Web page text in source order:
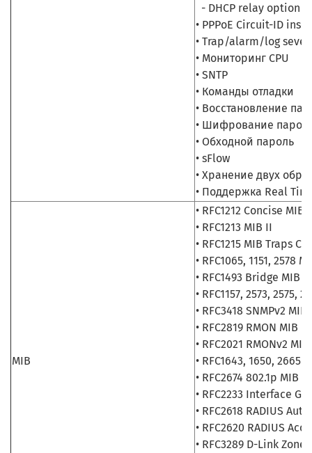
- DHCP relay option
• PPPoE Circuit-ID
• Trap/alarm/log
• Мониторинг CPU
• SNTP
• Команды отладки
• Восстановление
• Шифрование
• Обходной пароль
• sFlow
• Хранение двух
• Поддержка Real
MIB
• RFC1212 Concise
• RFC1213 MIB II
• RFC1215 MIB Traps
• RFC1065, 1151, 2578
• RFC1493 Bridge MIB
• RFC1157, 2573, 2575,
• RFC3418 SNMPv2 MIB
• RFC2819 RMON MIB
• RFC2021 RMONv2 MIB
• RFC1643, 1650, 2665
• RFC2674 802.1p MIB
• RFC2233 Interface
• RFC2618 RADIUS
• RFC2620 RADIUS
• RFC3289 D-Link